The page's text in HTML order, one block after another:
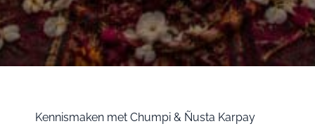
Kennismaken met Chumpi & Ñusta Karpay